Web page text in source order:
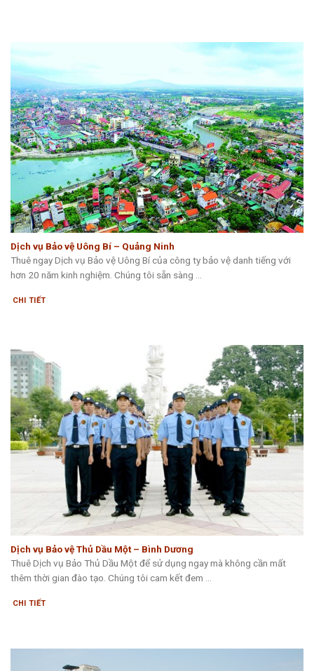
Dịch vụ Bảo vệ Uông Bí – Quảng Ninh
Thuê ngay Dịch vụ Bảo vệ Uông Bí của công ty bảo vệ danh tiếng với
hơn 20 năm kinh nghiệm. Chúng tôi sẵn sàng ...
CHI TIẾT
Dịch vụ Bảo vệ Thủ Dầu Một – Bình Dương
Thuê Dịch vụ Bảo Thủ Dầu Một để sử dụng ngay mà không cần mất
thêm thời gian đào tạo. Chúng tôi cam kết đem ...
CHI TIẾT